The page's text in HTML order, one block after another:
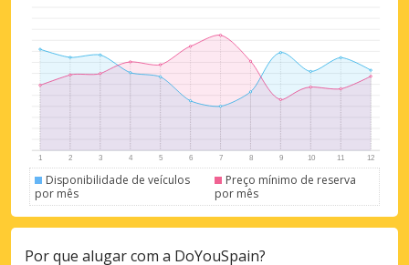
Disponibilidade de veículos
por mês
Preço mínimo de reserva
por mês
Por que alugar com a DoYouSpain?